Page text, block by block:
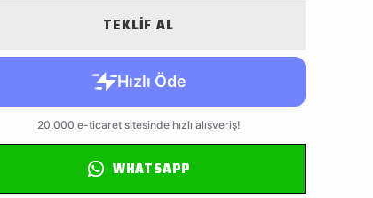
TEKLİF AL
WHATSAPP